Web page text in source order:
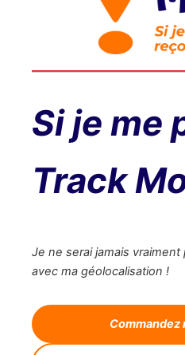
Si je me
Track
Je ne serai jamais
avec ma géolocalisation !
Commandez